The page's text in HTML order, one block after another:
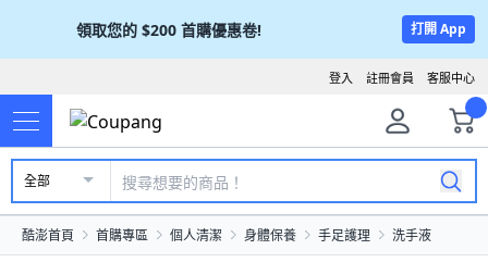
領取您的 $200 首購優惠卷! 打開 App
客服中心
註冊會員
登入
全部
酷澎首頁 首購專區 個人清潔 身體保養 手足護理 洗手液